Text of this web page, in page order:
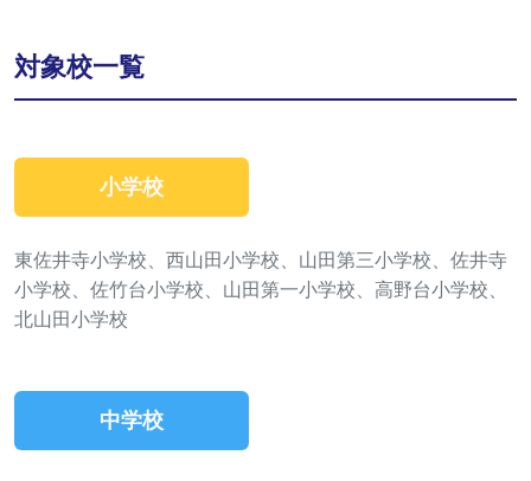
対象校一覧
小学校
東佐井寺小学校、西山田小学校、山田第三小学校、佐井寺
小学校、佐竹台小学校、山田第一小学校、高野台小学校、
北山田小学校
中学校